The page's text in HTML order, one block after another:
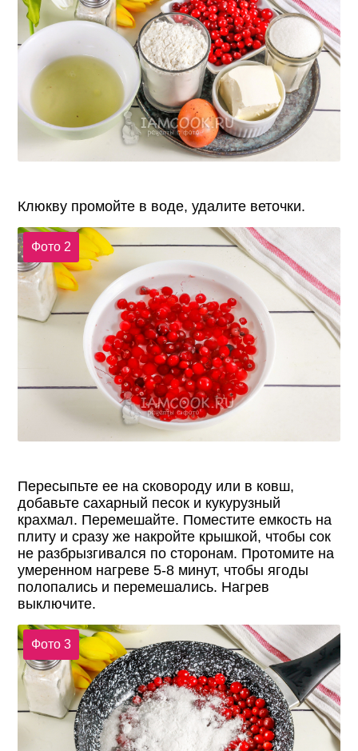
Клюкву промойте в воде, удалите веточки.
Фото 2
Пересыпьте ее на сковороду или в ковш,
добавьте сахарный песок и кукурузный
крахмал. Перемешайте. Поместите емкость на
плиту и сразу же накройте крышкой, чтобы сок
не разбрызгивался по сторонам. Протомите на
умеренном нагреве 5-8 минут, чтобы ягоды
полопались и перемешались. Нагрев
выключите.
Фото 3